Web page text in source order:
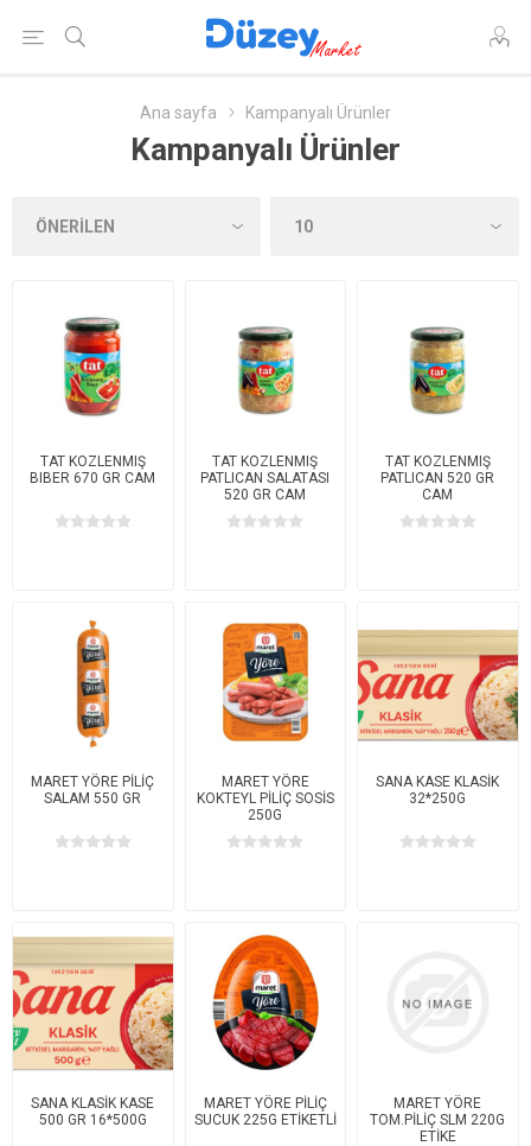
Ana sayfa Kampanyalı Ürünler
Kampanyalı Ürünler
TAT KOZLENMIŞ
BIBER 670 GR CAM
TAT KOZLENMIŞ
PATLICAN SALATASI
520 GR CAM
TAT KOZLENMIŞ
PATLICAN 520 GR
CAM
MARET YÖRE PİLİÇ
SALAM 550 GR
MARET YÖRE
KOKTEYL PİLİÇ SOSİS
250G
SANA KASE KLASİK
32*250G
SANA KLASİK KASE
500 GR 16*500G
MARET YÖRE PİLİÇ
SUCUK 225G ETİKETLİ
MARET YÖRE
TOM.PİLİÇ SLM 220G
ETİKE